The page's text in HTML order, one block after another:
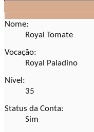
Nome:
Royal Tomate
Vocação:
Royal Paladino
Nível:
35
Status da Conta:
Sim